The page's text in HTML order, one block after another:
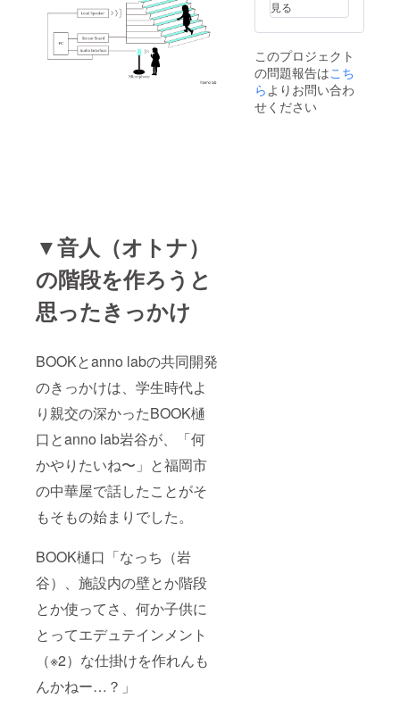
▼音人（オトナ）
の階段を作ろうと
思ったきっかけ
BOOKとanno labの共同開発
のきっかけは、学生時代よ
り親交の深かったBOOK樋
口とanno lab岩谷が、「何
かやりたいね〜」と福岡市
の中華屋で話したことがそ
もそもの始まりでした。
BOOK樋口「なっち（岩
谷）、施設内の壁とか階段
とか使ってさ、何か子供に
とってエデュテインメント
（※2）な仕掛けを作れんも
んかねー…？」
見る
このプロジェクト
の問題報告はこち
らよりお問い合わ
せください